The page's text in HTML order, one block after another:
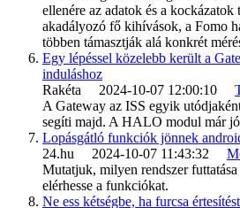
ellenére az adatok és a kockázatok
akadályozó fő kihívások, a Fomo
többen támasztják alá konkrét
Egy lépéssel közelebb került a
induláshoz
Rakéta 2024-10-07 12:00:10
A Gateway az ISS egyik
segíti majd. A HALO modul már
Lopásgátló funkciók jönnek
24.hu 2024-10-07 11:43:32
Mutatjuk, milyen rendszer
elérhesse a funkciókat.
Ne ess kétségbe, ha furcsa